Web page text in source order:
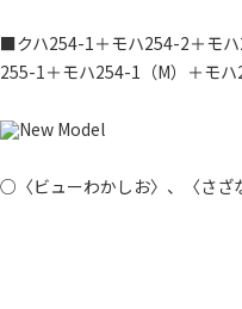
■クハ254-1＋モハ254-2＋モ
255-1＋モハ254-1（M）＋モ
○〈ビューわかしお〉、〈さざ